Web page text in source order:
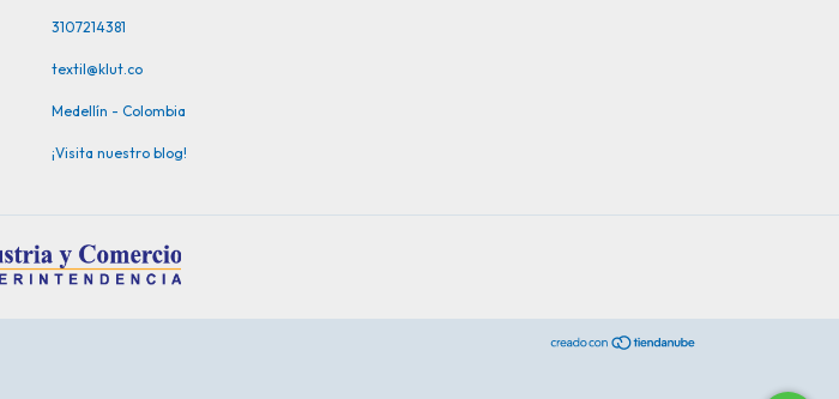
3107214381
textil@klut.co
Medellín - Colombia
¡Visita nuestro blog!